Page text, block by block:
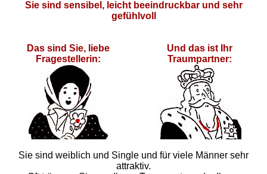
Sie sind sensibel, leicht beeindruckbar und sehr
gefühlvoll
Das sind Sie, liebe
Fragestellerin:
Und das ist Ihr
Traumpartner:
Sie sind weiblich und Single und für viele Männer sehr
attraktiv.